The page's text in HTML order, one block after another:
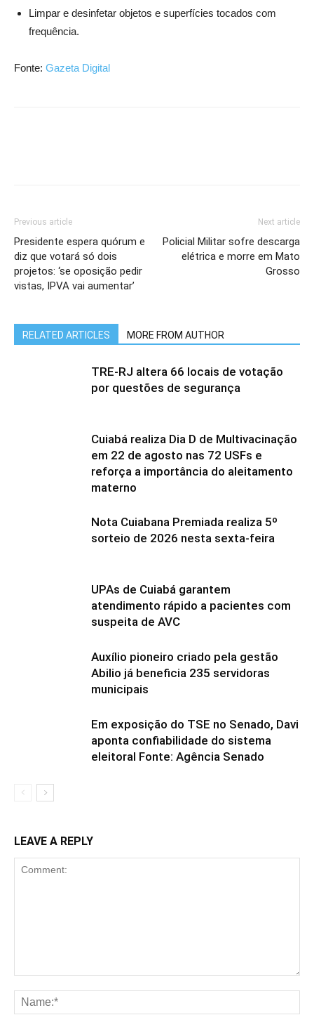
Limpar e desinfetar objetos e superfícies tocados com
frequência.
Fonte: Gazeta Digital
Previous article
Presidente espera quórum e
diz que votará só dois
projetos: ‘se oposição pedir
vistas, IPVA vai aumentar’
Next article
Policial Militar sofre descarga
elétrica e morre em Mato
Grosso
RELATED ARTICLES MORE FROM AUTHOR
TRE-RJ altera 66 locais de votação
por questões de segurança
Cuiabá realiza Dia D de Multivacinação
em 22 de agosto nas 72 USFs e
reforça a importância do aleitamento
materno
Nota Cuiabana Premiada realiza 5º
sorteio de 2026 nesta sexta-feira
UPAs de Cuiabá garantem
atendimento rápido a pacientes com
suspeita de AVC
Auxílio pioneiro criado pela gestão
Abilio já beneficia 235 servidoras
municipais
Em exposição do TSE no Senado, Davi
aponta confiabilidade do sistema
eleitoral Fonte: Agência Senado
LEAVE A REPLY